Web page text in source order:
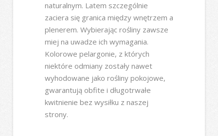
naturalnym. Latem szczególnie
zaciera się granica między wnętrzem a
plenerem. Wybierając rośliny zawsze
miej na uwadze ich wymagania.
Kolorowe pelargonie, z których
niektóre odmiany zostały nawet
wyhodowane jako rośliny pokojowe,
gwarantują obfite i długotrwałe
kwitnienie bez wysiłku z naszej
strony.